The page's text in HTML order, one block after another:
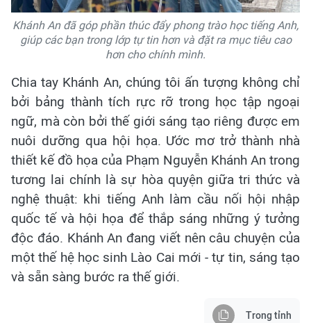
Khánh An đã góp phần thúc đẩy phong trào học tiếng Anh,
giúp các bạn trong lớp tự tin hơn và đặt ra mục tiêu cao
hơn cho chính mình.
Chia tay Khánh An, chúng tôi ấn tượng không chỉ
bởi bảng thành tích rực rỡ trong học tập ngoại
ngữ, mà còn bởi thế giới sáng tạo riêng được em
nuôi dưỡng qua hội họa. Ước mơ trở thành nhà
thiết kế đồ họa của Phạm Nguyễn Khánh An trong
tương lai chính là sự hòa quyện giữa tri thức và
nghệ thuật: khi tiếng Anh làm cầu nối hội nhập
quốc tế và hội họa để thắp sáng những ý tưởng
độc đáo. Khánh An đang viết nên câu chuyện của
một thế hệ học sinh Lào Cai mới - tự tin, sáng tạo
và sẵn sàng bước ra thế giới.
Trong tỉnh